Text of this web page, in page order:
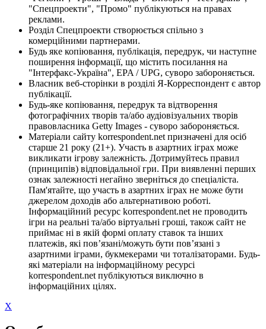
"Спецпроекти", "Промо" публікуються на правах
реклами.
Розділ Спецпроекти створюється спільно з
комерційними партнерами.
Будь яке копіювання, публікація, передрук, чи наступне
поширення інформації, що містить посилання на
"Інтерфакс-Україна", EPA / UPG, суворо забороняється.
Власник веб-сторінки в розділі Я-Корреспондент є автор
публікації.
Будь-яке копіювання, передрук та відтворення
фотографічних творів та/або аудіовізуальних творів
правовласника Getty Images - суворо забороняється.
Матеріали сайту korrespondent.net призначені для осіб
старше 21 року (21+). Участь в азартних іграх може
викликати ігрову залежність. Дотримуйтесь правил
(принципів) відповідальної гри. При виявленні перших
ознак залежності негайно зверніться до спеціаліста.
Пам'ятайте, що участь в азартних іграх не може бути
джерелом доходів або альтернативою роботі.
Інформаційний ресурс korrespondent.net не проводить
ігри на реальні та/або віртуальні гроші, також сайт не
приймає ні в якій формі оплату ставок та інших
платежів, які пов’язані/можуть бути пов’язані з
азартними іграми, букмекерами чи тоталізаторами. Будь-
які матеріали на інформаційному ресурсі
korrespondent.net публікуються виключно в
інформаційних цілях.
X